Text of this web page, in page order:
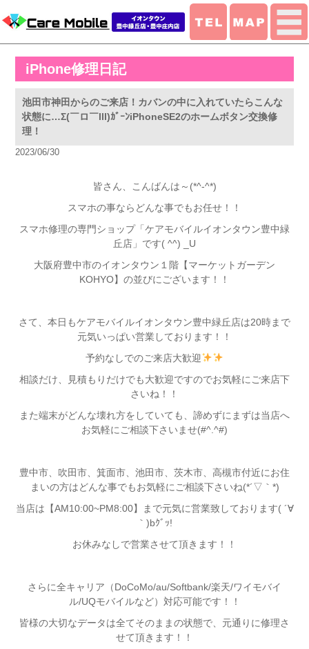
iPhone修理日記
池田市神田からのご来店！カバンの中に入れていたらこんな
状態に…Σ(￣ロ￣lll)ｶﾞｰﾝiPhoneSE2のホームボタン交換修
理！
2023/06/30
皆さん、こんばんは～(*^-^*)
スマホの事ならどんな事でもお任せ！！
スマホ修理の専門ショップ「ケアモバイルイオンタウン豊中緑
丘店」です( ^^) _U
大阪府豊中市のイオンタウン１階【マーケットガーデン
KOHYO】の並びにございます！！
さて、本日もケアモバイルイオンタウン豊中緑丘店は20時まで
元気いっぱい営業しております！！
予約なしでのご来店大歓迎
相談だけ、見積もりだけでも大歓迎ですのでお気軽にご来店下
さいね！！
また端末がどんな壊れ方をしていても、諦めずにまずは当店へ
お気軽にご相談下さいませ(#^.^#)
豊中市、吹田市、箕面市、池田市、茨木市、高槻市付近にお住
まいの方はどんな事でもお気軽にご相談下さいね(*´▽｀*)
当店は【AM10:00~PM8:00】まで元気に営業致しております( ´∀
｀)bｸﾞｯ!
お休みなしで営業させて頂きます！！
さらに全キャリア（DoCoMo/au/Softbank/楽天/ワイモバイ
ル/UQモバイルなど）対応可能です！！
皆様の大切なデータは全てそのままの状態で、元通りに修理さ
せて頂きます！！